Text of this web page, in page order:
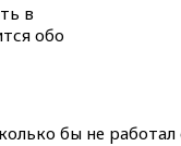
в
обо
бы не